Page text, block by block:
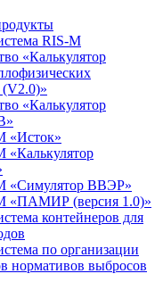
RIS-M
«Калькулятор
«Калькулятор
«Исток»
«Симулятор ВВЭР»
«ПАМИР (версия 1.0)»
контейнеров для
по организации
нормативов выбросов